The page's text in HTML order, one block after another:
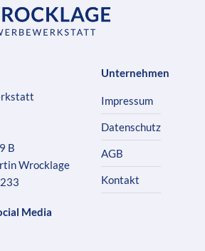
B
Wrocklage
Media
Unternehmen
Impressum
Datenschutz
AGB
Kontakt